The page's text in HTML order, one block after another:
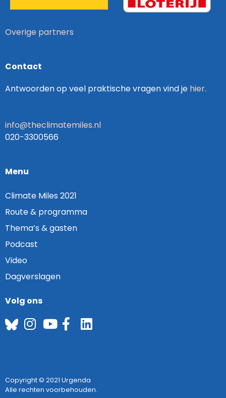
Overige partners
Contact
Antwoorden op veel praktische vragen vind je hier.
info@theclimatemiles.nl
020-3300566
Menu
Climate Miles 2021
Route & programma
Thema’s & gasten
Podcast
Video
Dagverslagen
Volg ons
Copyright © 2021 Urgenda
Alle rechten voorbehouden.